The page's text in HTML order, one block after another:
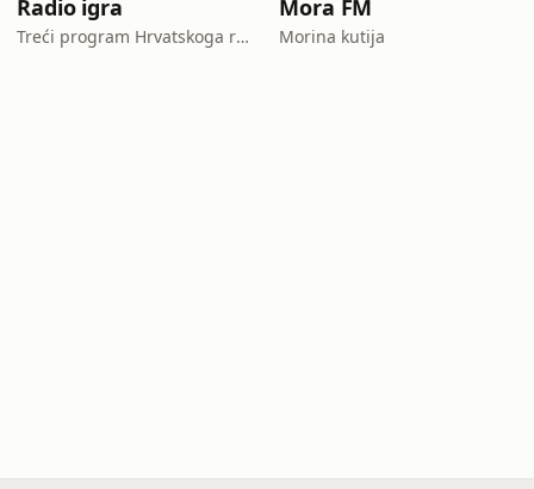
Radio igra
Treći program Hrvatskoga radija
Mora FM
Morina kutija